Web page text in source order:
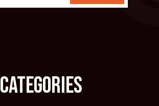
CATEGORIES